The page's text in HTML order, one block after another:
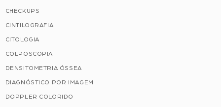
CHECKUPS
CINTILOGRAFIA
CITOLOGIA
COLPOSCOPIA
DENSITOMETRIA ÓSSEA
DIAGNÓSTICO POR IMAGEM
DOPPLER COLORIDO